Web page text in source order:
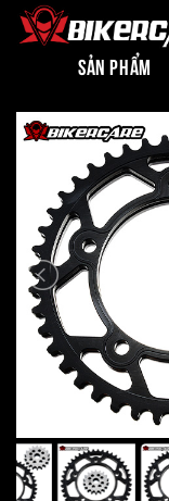
SẢN PHẨM